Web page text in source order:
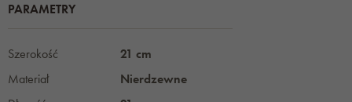
PARAMETRY
Szerokość
21 cm
Materiał
Nierdzewne